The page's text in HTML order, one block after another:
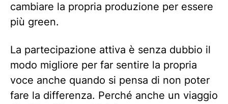
cambiare la propria produzione per essere
più green.
La partecipazione attiva è senza dubbio il
modo migliore per far sentire la propria
voce anche quando si pensa di non poter
fare la differenza. Perché anche un viaggio